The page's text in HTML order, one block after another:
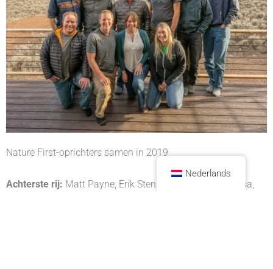
Nature First-oprichters samen in 2019
Achterste rij: Matt Payne, Erik Stensland, Ron Coscorrosa,
Nederlands